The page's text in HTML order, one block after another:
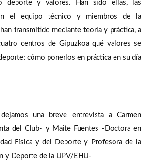
deporte y valores. Han sido ellas, las
el equipo técnico y miembros de la
transmitido mediante teoría y práctica, a
centros de Gipuzkoa qué valores se
cómo ponerlos en práctica en su día
una breve entrevista a Carmen
del Club- y Maite Fuentes -Doctora en
Física y del Deporte y Profesora de la
y Deporte de la UPV/EHU-